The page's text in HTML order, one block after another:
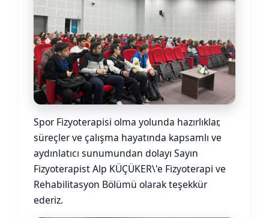
Spor Fizyoterapisi olma yolunda hazırlıklar,
süreçler ve çalışma hayatında kapsamlı ve
aydınlatıcı sunumundan dolayı Sayın
Fizyoterapist Alp KÜÇÜKER\'e Fizyoterapi ve
Rehabilitasyon Bölümü olarak teşekkür
ederiz.